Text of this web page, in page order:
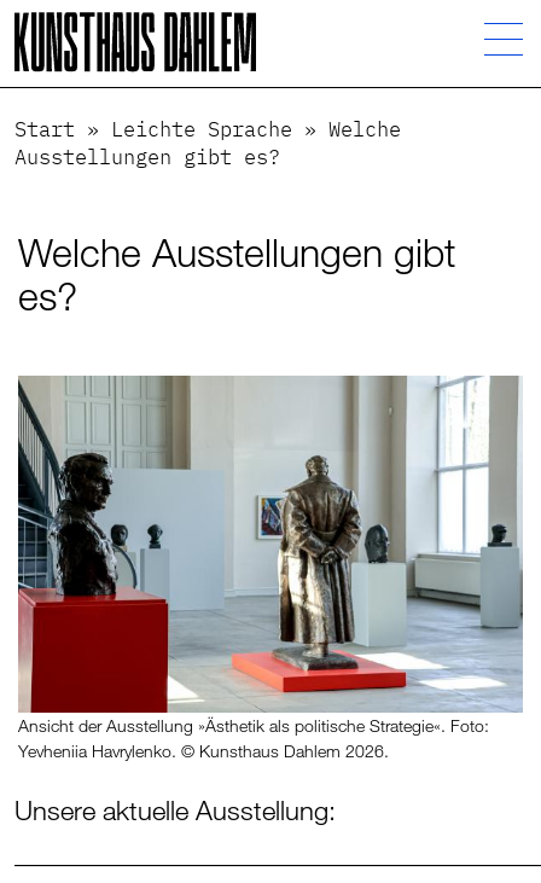
Visuelle
Assistenzsoftware
öffnen.
der
Tastatur
ALT
Start » Leichte Sprache » Welche
Ausstellungen gibt es?
Welche Ausstellungen gibt
es?
Ansicht der Ausstellung »Ästhetik als politische Strategie«. Foto:
Yevheniia Havrylenko. © Kunsthaus Dahlem 2026.
Unsere aktuelle Ausstellung: